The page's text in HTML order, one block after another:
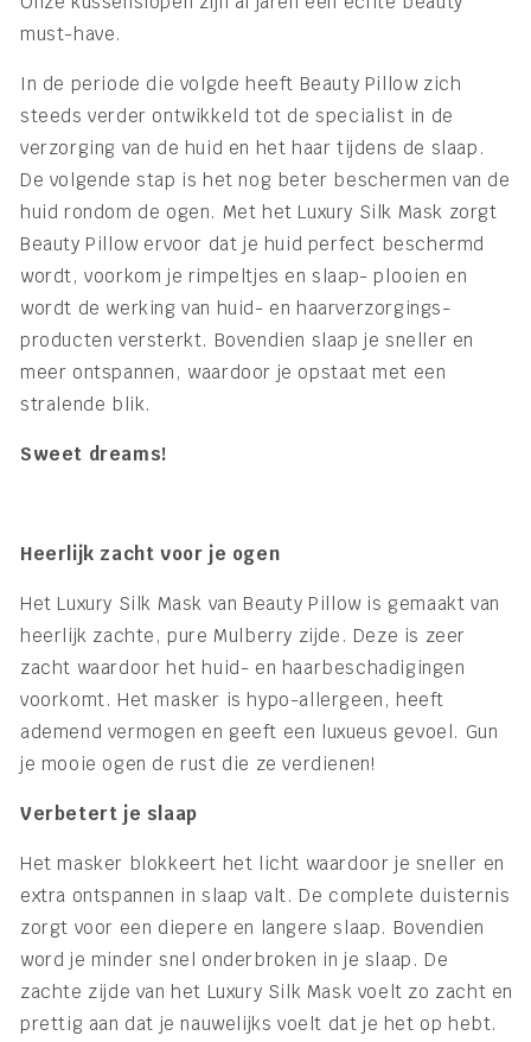
must-have.
In de periode die volgde heeft Beauty Pillow zich
steeds verder ontwikkeld tot de specialist in de
verzorging van de huid en het haar tijdens de slaap.
De volgende stap is het nog beter beschermen van de
huid rondom de ogen. Met het Luxury Silk Mask zorgt
Beauty Pillow ervoor dat je huid perfect beschermd
wordt, voorkom je rimpeltjes en slaap- plooien en
wordt de werking van huid- en haarverzorgings-
producten versterkt. Bovendien slaap je sneller en
meer ontspannen, waardoor je opstaat met een
stralende blik.
Sweet dreams!
Heerlijk zacht voor je ogen
Het Luxury Silk Mask van Beauty Pillow is gemaakt van
heerlijk zachte, pure Mulberry zijde. Deze is zeer
zacht waardoor het huid- en haarbeschadigingen
voorkomt. Het masker is hypo-allergeen, heeft
ademend vermogen en geeft een luxueus gevoel. Gun
je mooie ogen de rust die ze verdienen!
Verbetert je slaap
Het masker blokkeert het licht waardoor je sneller en
extra ontspannen in slaap valt. De complete duisternis
zorgt voor een diepere en langere slaap. Bovendien
word je minder snel onderbroken in je slaap. De
zachte zijde van het Luxury Silk Mask voelt zo zacht en
prettig aan dat je nauwelijks voelt dat je het op hebt.